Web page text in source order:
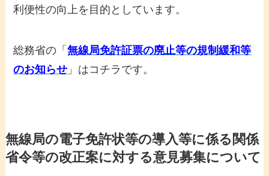
利便性の向上を目的としています。
総務省の「無線局免許証票の廃止等の規制緩和等
のお知らせ 」はコチラです。
無線局の電子免許状等の導入等に係る関係
省令等の改正案に対する意見募集について